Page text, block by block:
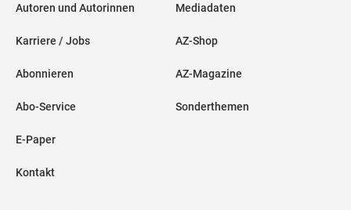
Autoren und Autorinnen
Karriere / Jobs
Abonnieren
Abo-Service
E-Paper
Kontakt
Mediadaten
AZ-Shop
AZ-Magazine
Sonderthemen